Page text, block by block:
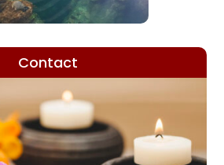
Contact